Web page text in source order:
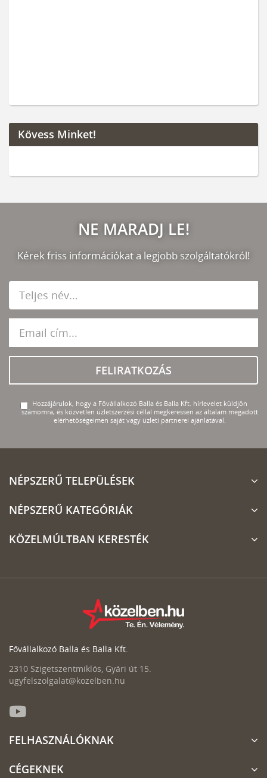
Kövess Minket!
NE MARADJ LE!
Kérek friss információkat a legjobb szolgáltatókról!
FELIRATKOZÁS
Hozzájárulok, hogy a Fővállalkozó Balla és Balla Kft. hírlevelet küldjön
számomra, és közvetlen üzletszerzési céllal megkeressen az általam megadott
elérhetőségeimen saját vagy üzleti partnerei ajánlatával.
NÉPSZERŰ TELEPÜLÉSEK
NÉPSZERŰ KATEGÓRIÁK
KÖZELMÚLTBAN KERESTÉK
Fővállalkozó Balla és Balla Kft.
2310 Szigetszentmiklós, Gyári út 15.
ugyfelszolgalat@kozelben.hu
FELHASZNÁLÓKNAK
CÉGEKNEK